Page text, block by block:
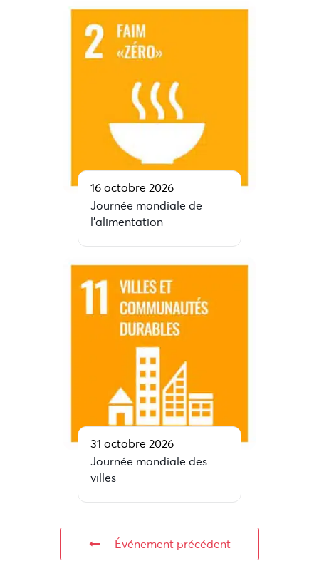
16 octobre 2026
Journée mondiale de
l’alimentation
31 octobre 2026
Journée mondiale des
villes
Événement précédent